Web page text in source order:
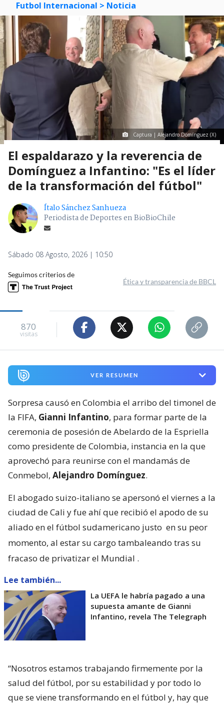
Futbol Internacional > Noticia
Captura | Alejandro Domínguez (X)
El espaldarazo y la reverencia de
Domínguez a Infantino: "Es el líder
de la transformación del fútbol"
Ítalo Sánchez Sanhueza
Periodista de Deportes en BioBioChile
Sábado 08 Agosto, 2026 | 10:50
Seguimos criterios de
Ética y transparencia de BBCL
870
visitas
VER RESUMEN
Sorpresa causó en Colombia el arribo del timonel de
la FIFA, Gianni Infantino, para formar parte de la
ceremonia de posesión de Abelardo de la Espriella
como presidente de Colombia, instancia en la que
aprovechó para reunirse con el mandamás de
Conmebol, Alejandro Domínguez.
El abogado suizo-italiano se apersonó el viernes a la
ciudad de Cali y fue ahí que recibió el apodo de su
aliado en el fútbol sudamericano justo en su peor
momento, al estar su cargo tambaleando tras su
fracaso de privatizar el Mundial .
Lee también...
La UEFA le habría pagado a una
supuesta amante de Gianni
Infantino, revela The Telegraph
“Nosotros estamos trabajando firmemente por la
salud del fútbol, por su estabilidad y por todo lo
que se viene transformando en el fútbol y, hay que